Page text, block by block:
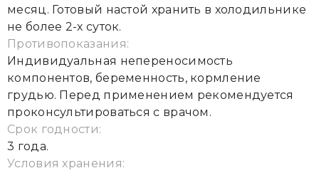
месяц. Готовый настой хранить в холодильнике
не более 2-х суток.
Противопоказания:
Индивидуальная непереносимость
компонентов, беременность, кормление
грудью. Перед применением рекомендуется
проконсультироваться с врачом.
Срок годности:
3 года.
Условия хранения: